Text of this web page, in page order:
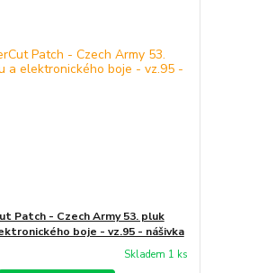
Patch - Czech Army 53. pluk
boje - vz.95 - nášivka
Skladem 1 ks